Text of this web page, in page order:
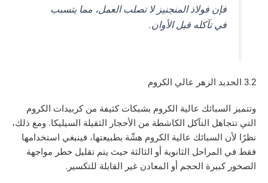
فولاذ المنجنيزلاتصلب العمل، مما يتسبب
تآكله قبل الأوان.
عالية الكروم بشبكات كثيفة من كربيدات الكروم
التآكل الكاشطة من الأحجار الثقيلة السيليكا. ومع ذلك،
عالية الكروم هشّة بطبيعتها، فينبغي استخدامها
الثانوية أو الثالثة حيث يتم تقليل خطر مواجهة
الحجم أو المعادن غير القابلة للتكسير.